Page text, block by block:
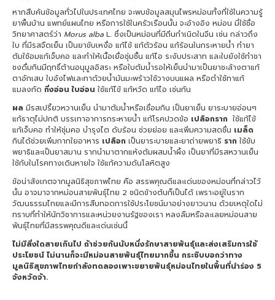
หากสืบค้นข้อมูลทั่วไปในประเทศไทย จะพบข้อมูลสมุนไพรหม่อนทั้งที่ใช้ในความรู้
ยาพื้นบ้าน แพทย์แผนไทย หรือการใช้ในครัวเรือนนั้น จะอ้างอิง หม่อน มี่ใช้ชื่อ
วิทยาศาสตร์ว่า Morus alba L. ซึ่งเป็นหม่อนที่มีถิ่นกำเนิดในจีน เช่น กล่าวถึง
ใบ ที่มีรสจืดเย็น เป็นยาขับเหงื่อ แก้ไข้ แก้ตัวร้อน แก้ร้อนในกระหายน้ำ ทำยา
ต้มใช้อมแก้เจ็บคอ และทำให้เนื้อเยื่อชุ่มชื้น แก้ไอ ระงับประสาท และใบยังใช้ทำชา
ชงดื่มกินมีฤทธิ์ต้านอนุมูลอิสระ หรือใบต้มน้ำรอให้เย็นนำมาเป็นยาชะล้างตาแก้
ตาอักเสบ ใบอังไฟและทาด้วยน้ำมันมะพร้าวใช้วางบนแผล หรือตำใช้ทาแก้
แมลงกัด กิ่งอ่อน ใบอ่อน ใช้แก้ไข้ แก้หวัด แก้ไอ เช่นกัน
ผล มีรสเปรี้ยวหวานเย็น นำมาต้มน้ำหรือเชื่อมกิน เป็นยาเย็น ยาระบายอ่อนๆ
แก้ธาตุไม่ปกติ บรรเทาอาการกระหายน้ำ แก้โรคปวดข้อ เปลือกราก ใช้แก้ไข้
แก้เจ็บคอ ทำให้ชุ่มคอ บำรุงไต ดับร้อน ช่วยย่อย และเพิ่มความสดชื่น เมล็ด
กินได้ช่วยเพิ่มกากใยอาหาร เปลือก เป็นยาระบายและยาถ่ายพยาธิ ราก ใช้ขับ
พยาธิและเป็นยาสมาน รากนำมาตากแห้งต้มผสมน้ำผึ้ง เป็นยาที่มีรสหวานเย็น
ใช้กับในโรคทางเดินหายใจ ใช้แก้ความดันโลหิตสูง
ข้อน่าสังเกตจากมูลนิธิสุขภาพไทย คือ สรรพคุณดีและเด่นของหม่อนที่กล่าวไว้
นั้น อาจมาจากหม่อนสายพันธุ์ไทย 2 ชนิดข้างต้นก็เป็นได้ เพราะอยู่ในราก
วัฒนธรรมไทยและมีการสืบทอดการใช้ประโยชน์มาอย่างยาวนาน ด้วยเหตุใดไม่
ทราบที่ทำให้นักวิชาการและหน่วยงานรัฐของเรา หลงลืมหรือละเลยหม่อนสาย
พันธุ์ไทยที่มีสรรพคุณดีและเด่นเช่นนี้
ไม่มีสิ่งใดสายเกินไป ถ้าช่วยกันนับหนึ่งรักษาสายพันธุ์และส่งเสริมการใช้
ประโยชน์ ไม่นานก็จะมีหม่อนสายพันธุ์ไทยมากขึ้น กระซิบบอกว่าทาง
มูลนิธิสุขภาพไทยกำลังทดลองเพาะขยายพันธุ์หม่อนไทยในพื้นที่นำร่อง 5
จังหวัดจ้า.